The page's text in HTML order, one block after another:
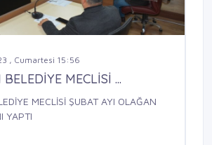
, Cumartesi 15:56
MECLİSİ ...
MECLİSİ ŞUBAT AYI OLAĞAN
YAPTI